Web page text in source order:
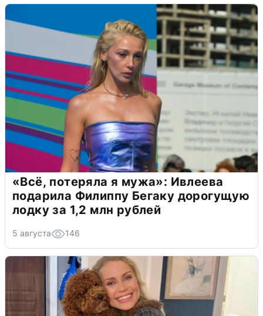
«Всё, потеряла я мужа»: Ивлеева
подарила Филиппу Бегаку дорогущую
лодку за 1,2 млн рублей
5 августа 146